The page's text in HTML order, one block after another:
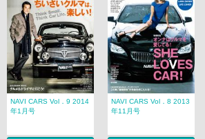
NAVI CARS Vol．9 2014
年1月号
NAVI CARS Vol．8 2013
年11月号